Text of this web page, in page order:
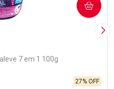
7 em 1 100g
27% OFF
COMPRAR